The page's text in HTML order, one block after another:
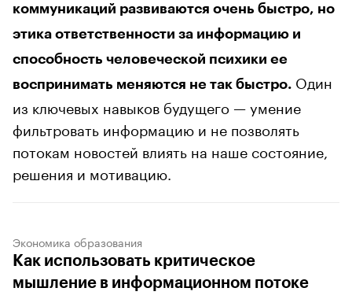
коммуникаций развиваются очень быстро, но
этика ответственности за информацию и
способность человеческой психики ее
воспринимать меняются не так быстро. Один
из ключевых навыков будущего — умение
фильтровать информацию и не позволять
потокам новостей влиять на наше состояние,
решения и мотивацию.
Экономика образования
Как использовать критическое
мышление в информационном потоке